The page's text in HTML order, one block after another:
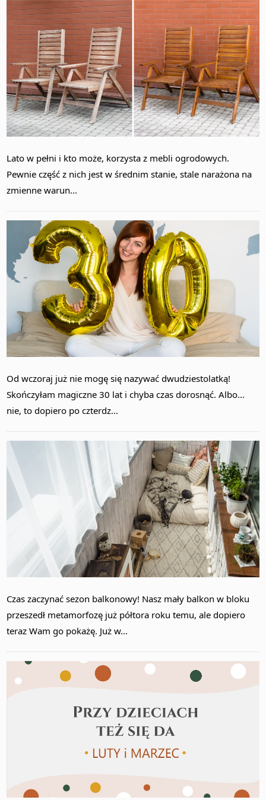
Lato w pełni i kto może, korzysta z mebli ogrodowych.
Pewnie część z nich jest w średnim stanie, stale narażona na
zmienne warun...
Od wczoraj już nie mogę się nazywać dwudziestolatką!
Skończyłam magiczne 30 lat i chyba czas dorosnąć. Albo...
nie, to dopiero po czterdz...
Czas zaczynać sezon balkonowy! Nasz mały balkon w bloku
przeszedł metamorfozę już półtora roku temu, ale dopiero
teraz Wam go pokażę. Już w...